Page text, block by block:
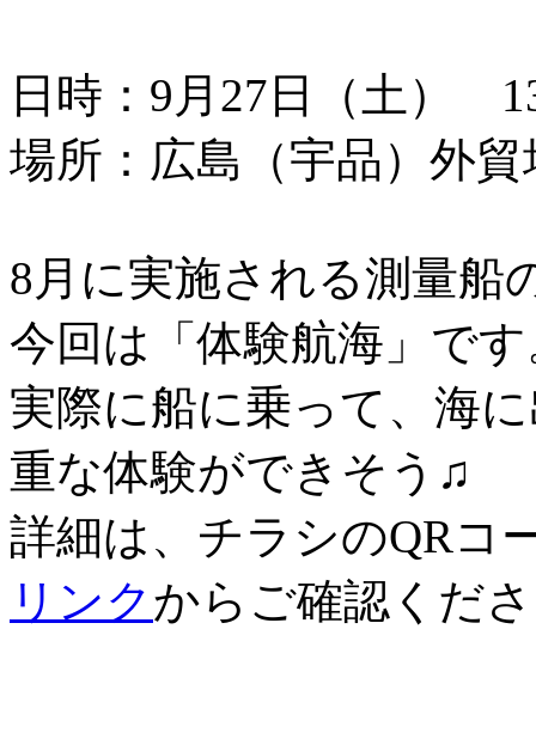
日時：9月27日（土）
場所：広島（宇品）外
8月に実施される測量船
今回は「体験航海」で
実際に船に乗って、海
重な体験ができそう♫
詳細は、チラシのQRコ
リンクからご確認くだ